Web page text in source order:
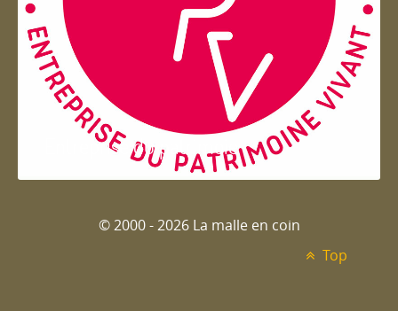
Entreprise du patrimoie
© 2000 - 2026 La malle en coin
Top